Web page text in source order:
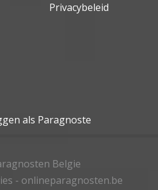
Privacybeleid
als Paragnoste
Belgie
- onlineparagnosten.be